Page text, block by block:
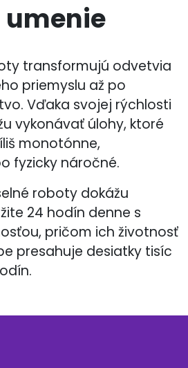
umenie
transformujú odvetvia
priemyslu až po
Vďaka svojej rýchlosti
vykonávať úlohy, ktoré
monotónne,
fyzicky náročné.
roboty dokážu
24 hodín denne s
pričom ich životnosť
presahuje desiatky tisíc